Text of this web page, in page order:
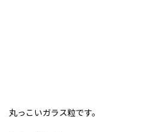
丸っこいガラス粒です。